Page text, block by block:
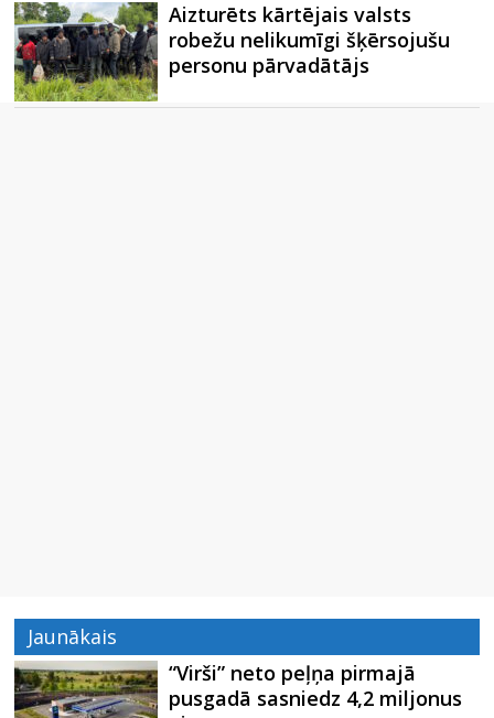
Aizturēts kārtējais valsts
robežu nelikumīgi šķērsojušu
personu pārvadātājs
Jaunākais
“Virši” neto peļņa pirmajā
pusgadā sasniedz 4,2 miljonus